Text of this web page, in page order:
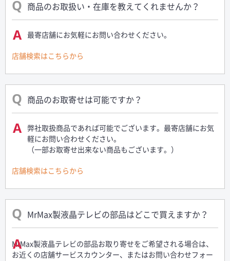
商品のお取扱い・在庫を教えてくれませんか？
最寄店舗にお気軽にお問い合わせください。
店舗検索はこちらから
商品のお取寄せは可能ですか？
弊社取扱商品であれば可能でございます。最寄店舗にお気
軽にお問い合わせください。
（一部お取寄せ出来ない商品もございます。）
店舗検索はこちらから
MrMax製液晶テレビの部品はどこで買えますか？
MrMax製液晶テレビの部品お取り寄せをご希望される場合は、
お近くの店舗サービスカウンター、またはお問い合わせフォー